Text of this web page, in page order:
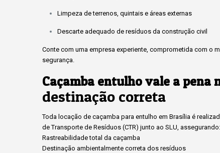
Limpeza de terrenos, quintais e áreas externas
Descarte adequado de resíduos da construção civil
Conte com uma empresa experiente, comprometida com o
segurança.
Caçamba entulho vale a pena
destinação correta
Toda locação de caçamba para entulho em Brasília é
de Transporte de Resíduos (CTR) junto ao SLU, assegurando:
Rastreabilidade total da caçamba
Destinação ambientalmente correta dos resíduos